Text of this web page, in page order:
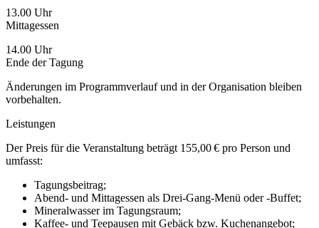
13.00 Uhr
Mittagessen
14.00 Uhr
Ende der Tagung
Änderungen im Programmverlauf und in der Organisation bleiben
vorbehalten.
Leistungen
Der Preis für die Veranstaltung beträgt 155,00 € pro Person und
umfasst:
Tagungsbeitrag;
Abend- und Mittagessen als Drei-Gang-Menü oder -Buffet;
Mineralwasser im Tagungsraum;
Kaffee- und Teepausen mit Gebäck bzw. Kuchenangebot;